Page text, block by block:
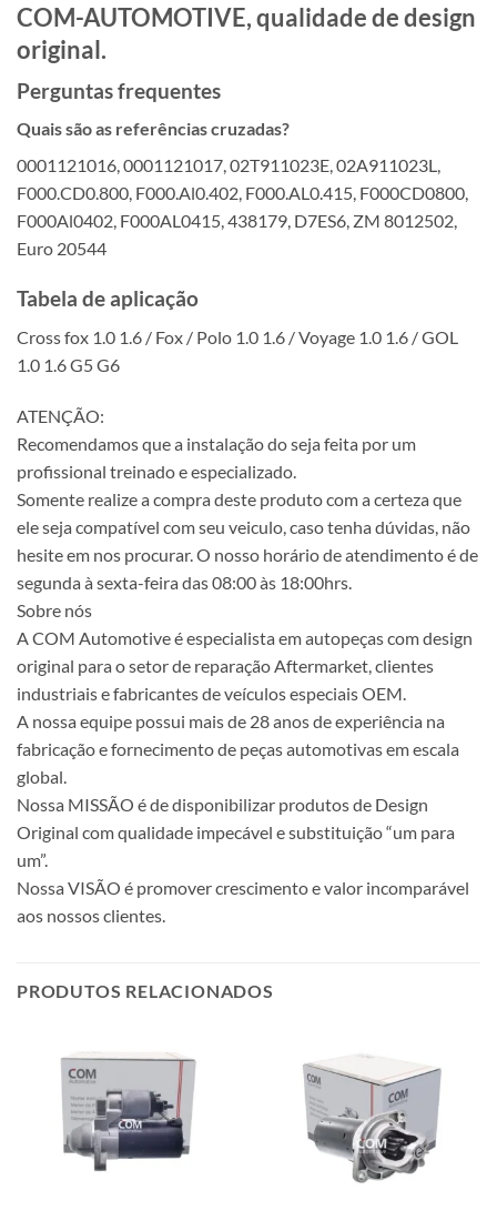
COM-AUTOMOTIVE, qualidade de design
original.
Perguntas frequentes
Quais são as referências cruzadas?
0001121016, 0001121017, 02T911023E, 02A911023L,
F000.CD0.800, F000.Al0.402, F000.AL0.415, F000CD0800,
F000Al0402, F000AL0415, 438179, D7ES6, ZM 8012502,
Euro 20544
Tabela de aplicação
Cross fox 1.0 1.6 / Fox / Polo 1.0 1.6 / Voyage 1.0 1.6 / GOL
1.0 1.6 G5 G6
ATENÇÃO:
Recomendamos que a instalação do seja feita por um
profissional treinado e especializado.
Somente realize a compra deste produto com a certeza que
ele seja compatível com seu veiculo, caso tenha dúvidas, não
hesite em nos procurar. O nosso horário de atendimento é de
segunda à sexta-feira das 08:00 às 18:00hrs.
Sobre nós
A COM Automotive é especialista em autopeças com design
original para o setor de reparação Aftermarket, clientes
industriais e fabricantes de veículos especiais OEM.
A nossa equipe possui mais de 28 anos de experiência na
fabricação e fornecimento de peças automotivas em escala
global.
Nossa MISSÃO é de disponibilizar produtos de Design
Original com qualidade impecável e substituição “um para
um”.
Nossa VISÃO é promover crescimento e valor incomparável
aos nossos clientes.
PRODUTOS RELACIONADOS